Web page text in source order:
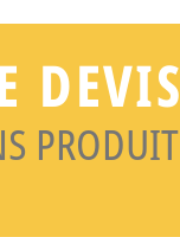
DEVIS
PRODUIT